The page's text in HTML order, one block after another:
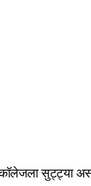
सुट्ट्या